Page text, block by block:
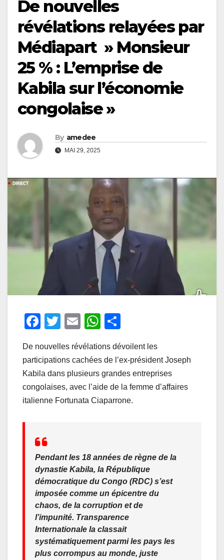
De nouvelles
révélations relayées par
Médiapart » Monsieur
25 % : L’emprise de
Kabila sur l’économie
congolaise »
By amedee
MAI 29, 2025
F
c
e
b
o
k
T
tt
er
E
ail
W
at
s
A
p
ta
g
er
De nouvelles révélations dévoilent les
participations cachées de l’ex-président Joseph
Kabila dans plusieurs grandes entreprises
congolaises, avec l’aide de la femme d’affaires
italienne Fortunata Ciaparrone.
Pendant les 18 années de règne de la
dynastie Kabila, la République
démocratique du Congo (RDC) s’est
imposée comme un épicentre du
chaos, de la corruption et de
l’impunité. Transparence
Internationale la classait
systématiquement parmi les pays les
plus corrompus au monde, juste